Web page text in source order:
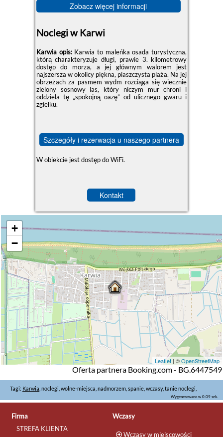
Zobacz więcej informacji
Noclegi w Karwi
Karwia opis: Karwia to maleńka osada turystyczna,
którą charakteryzuje długi, prawie 3. kilometrowy
dostęp do morza, a jej głównym walorem jest
najszersza w okolicy piękna, piaszczysta plaża. Na jej
obrzeżach za pasmem wydm rozciąga się wiecznie
zielony sosnowy las, który niczym mur chroni i
oddziela tę „spokojną oazę” od ulicznego gwaru i
zgiełku.
Szczegóły i rezerwacja u naszego partnera
W obiekcie jest dostęp do WiFi.
Kontakt
+
−
Leaflet | ©OpenStreetMap
Oferta partnera Booking.com - BG.6447549
Tagi: Karwia , noclegi, wolne-miejsca, nadmorzem, spanie, wczasy, tanie noclegi,
Wygenerowano w 0.09 sek.
Firma
STREFA KLIENTA
Wczasy
Wczasy w miejscowości